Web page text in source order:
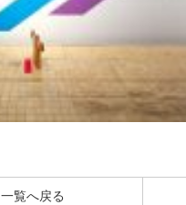
一覧へ戻る